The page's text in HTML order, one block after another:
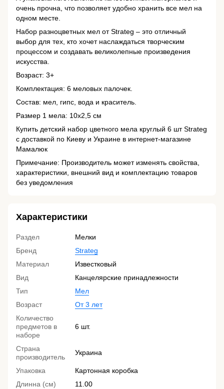
очень прочна, что позволяет удобно хранить все мел на
одном месте.
Набор разноцветных мел от Strateg – это отличный
выбор для тех, кто хочет наслаждаться творческим
процессом и создавать великолепные произведения
искусства.
Возраст: 3+
Комплектация: 6 меловых палочек.
Состав: мел, гипс, вода и краситель.
Размер 1 мела: 10х2,5 см
Купить детский набор цветного мела круглый 6 шт Strateg
с доставкой по Киеву и Украине в интернет-магазине
Мамалюк
Примечание: Производитель может изменять свойства,
характеристики, внешний вид и комплектацию товаров
без уведомления
Характеристики
Раздел
Мелки
Бренд
Strateg
Материал
Известковый
Вид
Канцелярские принадлежности
Тип
Мел
Возраст
От 3 лет
Количество
предметов в
наборе
6 шт.
Страна
производитель
Украина
Упаковка
Картонная коробка
Длинна (см)
11.00